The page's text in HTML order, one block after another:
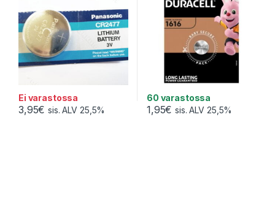
Ei varastossa
3,95€ sis. ALV 25,5%
60 varastossa
1,95€ sis. ALV 25,5%